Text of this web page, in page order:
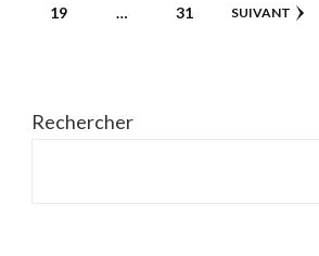
publications
PAGE
19 … PAGE
31 SUIVANT
Rechercher